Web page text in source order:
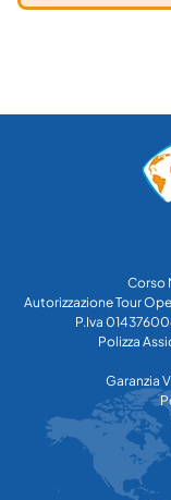
Corso
Autorizzazione Tour
P.Iva
Polizza
Garanzia